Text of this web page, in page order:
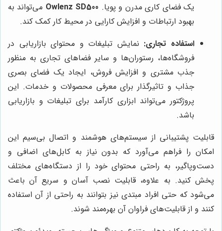
یک فضای کاری مدرن و پویا. Owlenz SD500 می‌تواند به
بهبود ارتباطات و افزایش کارایی در محیط کار کمک کند.
استفاده تجاری: نمایش تبلیغات و محتوای بازاریابی در
فروشگاه‌ها، رستوران‌ها و سایر فضاهای تجاری به منظور
جذب مشتری و افزایش فروش، ایجاد یک فضای بصری
جذاب و تاثیرگذار برای معرفی محصولات و خدمات. این
پروژکتور می‌تواند ابزاری کارآمد برای تبلیغات و بازاریابی
باشد.
قابلیت پشتیبانی از سیستم‌های هوشمند و اتصال بی‌سیم این
امکان را فراهم می‌آورد که بدون نیاز به کابل‌های اضافی و
دست‌وپاگیر، به راحتی محتوای خود را از دستگاه‌های مختلف
پخش کنید. به علاوه، قابلیت نصب آسان و سریع آن باعث
می‌شود که حتی افراد مبتدی نیز بتوانند به راحتی از آن استفاده
کنند و از قابلیت‌های فراوان آن بهره‌مند شوند.